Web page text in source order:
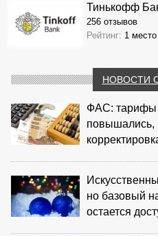
Тинькофф
256 отзывов
Рейтинг: 1 место
НОВОСТИ
ФАС: тарифы
повышались,
но базовый
остается